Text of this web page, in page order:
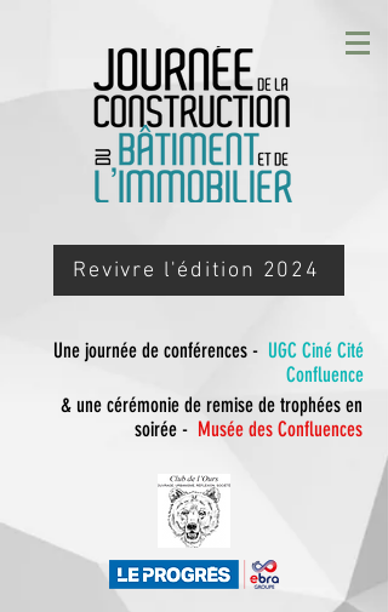
Revivre l'édition 2024
Une journée de conférences - UGC Ciné Cité
Confluence
& une cérémonie de remise de trophées en
soirée - Musée des Confluences